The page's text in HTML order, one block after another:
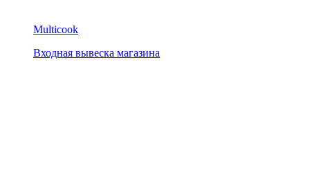
Multicook
Входная вывеска магазина